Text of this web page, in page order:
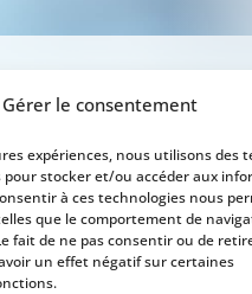
Gérer le consentement
expériences, nous utilisons des
pour stocker et/ou accéder aux
à ces technologies nous
que le comportement de
fait de ne pas consentir ou de
un effet négatif sur certaines
Prendre rendez-vous